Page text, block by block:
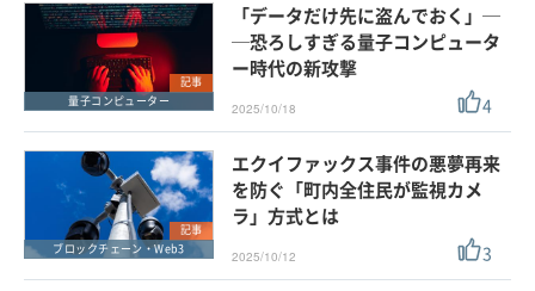
記事
量子コンピューター
「データだけ先に盗んでおく」─
─恐ろしすぎる量子コンピュータ
ー時代の新攻撃
2025/10/18 4
記事
ブロックチェーン・Web3
エクイファックス事件の悪夢再来
を防ぐ「町内全住民が監視カメ
ラ」方式とは
2025/10/12 3